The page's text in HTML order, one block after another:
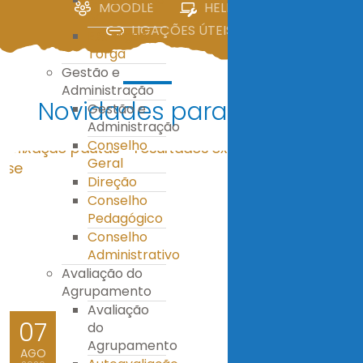
IV
E.S. Miguel
Torga
Gestão e
Administração
Gestão e
Administração
Conselho
Geral
Direção
Conselho
Pedagógico
Conselho
Administrativo
Avaliação do
Agrupamento
Avaliação
do
Agrupamento
MOODLE
HELPDESK
LIGAÇÕES ÚTEIS
Novidades para ti!
07
AGO